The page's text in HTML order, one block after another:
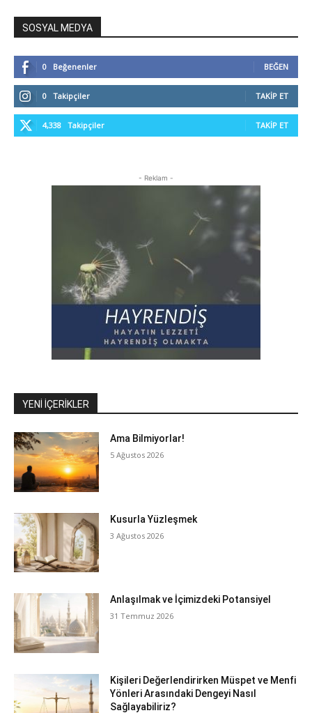
SOSYAL MEDYA
0 Beğenenler BEĞEN
0 Takipçiler TAKIP ET
4,338 Takipçiler TAKIP ET
- Reklam -
YENI İÇERIKLER
Ama Bilmiyorlar!
5 Ağustos 2026
Kusurla Yüzleşmek
3 Ağustos 2026
Anlaşılmak ve İçimizdeki Potansiyel
31 Temmuz 2026
Kişileri Değerlendirirken Müspet ve Menfi
Yönleri Arasındaki Dengeyi Nasıl
Sağlayabiliriz?